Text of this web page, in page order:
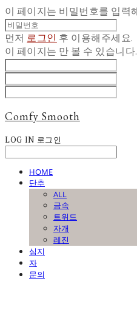
이 페이지는 비밀번호를 입력
먼저 로그인 후 이용해주세요.
이 페이지는 만 볼 수 있습니다.
Comfy Smooth
LOG IN 로그인
HOME
단추
ALL
금속
트위드
자개
레진
심지
자
문의